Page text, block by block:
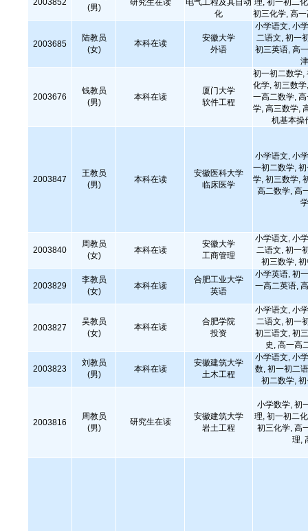
2003852
(男)
研究生在读
电气工程及其自动
化
理, 初一初二
初三化学, 高
2003685
陆教员
(女)
本科在读
安徽大学
外语
小学语文, 小
二语文, 初一
初三英语, 高
2003676
钱教员
(男)
本科在读
厦门大学
软件工程
初一初二数学,
化学, 初三数
一高二数学,
学, 高三数学,
机基本操
2003847
王教员
(男)
本科在读
安徽医科大学
临床医学
小学语文, 小
一初二数学,
学, 初三数学,
高二数学, 高
2003840
周教员
(女)
本科在读
安徽大学
工商管理
小学语文, 小
二语文, 初一
初三数学,
2003829
李教员
(女)
本科在读
合肥工业大学
英语
小学英语, 初
一高二英语,
2003827
吴教员
(女)
本科在读
合肥学院
投资
小学语文, 小
二语文, 初一
初三语文, 初
史, 高一高
2003823
刘教员
(男)
本科在读
安徽建筑大学
土木工程
小学语文, 小
数, 初一初二
初二数学,
2003816
周教员
(男)
研究生在读
安徽建筑大学
岩土工程
小学数学, 初
理, 初一初二
初三化学, 高
理,